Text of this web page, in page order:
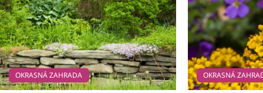
OKRASNÁ ZAHRADA OKRASNÁ